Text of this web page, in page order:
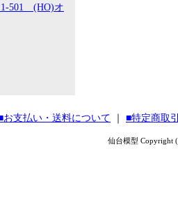
501 (HO)オ
お支払い・送料について ■特定商取
仙台模型 Copyright